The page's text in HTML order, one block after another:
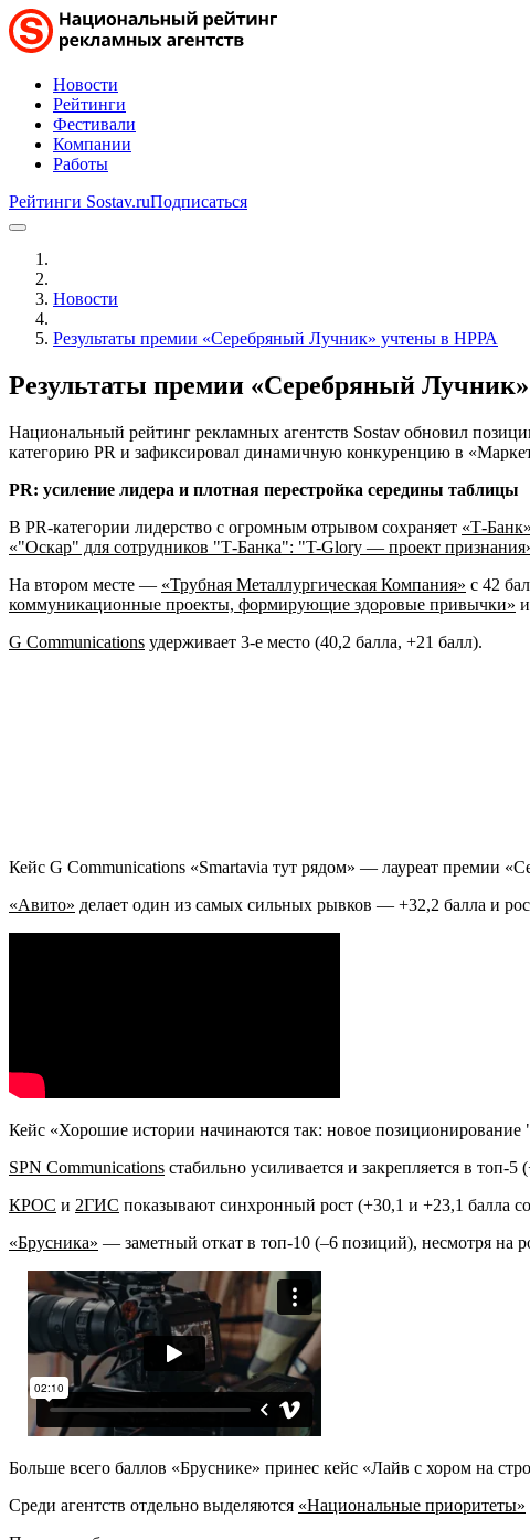
Новости
Рейтинги
Фестивали
Компании
Работы
Рейтинги Sostav.ruПодписаться
Новости
Результаты премии «Серебряный Лучник» учтены в НРРА
Результаты премии «Серебряный
Национальный рейтинг рекламных агентств Sostav обновил
категорию PR и зафиксировал динамичную конкуренцию в
PR: усиление лидера и плотная перестройка середины таблицы
В PR-категории лидерство с огромным отрывом сохраняет «Т-Банк»
«"Оскар" для сотрудников "Т-Банка": "T-Glory — проект
На втором месте — «Трубная Металлургическая Компания» с 42
коммуникационные проекты, формирующие здоровые привычки»
G Communications удерживает 3-е место (40,2 балла, +21 балл).
Кейс G Communications «Smartavia тут рядом» — лауреат премии
«Авито» делает один из самых сильных рывков — +32,2 балла и
Кейс «Хорошие истории начинаются так: новое
SPN Communications стабильно усиливается и закрепляется в топ-5
КРОС и 2ГИС показывают синхронный рост (+30,1 и +23,1 балла
«Брусника» — заметный откат в топ-10 (–6 позиций), несмотря на
Больше всего баллов «Бруснике» принес кейс «Лайв с хором на
Среди агентств отдельно выделяются «Национальные приоритеты»